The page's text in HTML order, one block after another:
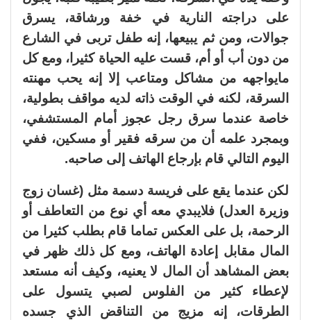
على دراجته النارية في خفة ورشاقة، يسرق
جوالات، ومن ثم يبيعها، إنه طفل تربى في الشارع
من دون أب أو أم، قست عليه الحياة كثيرا، ومع كل
مايواجهه من مشاكل ومتاعب إلا إنه يحب مهنته
السرقة، لكنه في الوقت ذاته لديه مواقف بطولية،
خاصة عندما سرق رجل عجوز أمام المستشفي،
وبمجرد علمه أن من سرقه فقير أو مسكين، ففي
اليوم التالي قام بإرجاع الهاتف إلى صاحبه.
لكن عندما يقع على فريسة دسمة مثل (غسان زوج
وزيرة العدل) فلايبدي معه أي نوع من التعاطف أو
الرحمة، بل على العكس تماما قام بطلب كثيرا من
المال مقابل إعادة الهاتف، ومع كل ذلك ظهر في
بعض المشاهد أن المال لا يعنيه، وكيف أنه مستعد
لإعطاء كثير من الفلوس لصبي يتسول على
الطرقات، إنه مزيج من التناقض الذي جسده